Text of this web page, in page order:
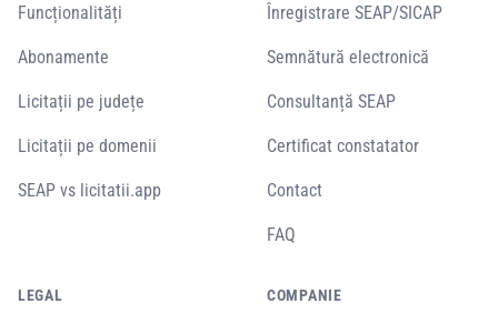
Funcționalități
Abonamente
Licitații pe județe
Licitații pe domenii
SEAP vs licitatii.app
Înregistrare SEAP/SICAP
Semnătură electronică
Consultanță SEAP
Certificat constatator
Contact
FAQ
LEGAL COMPANIE